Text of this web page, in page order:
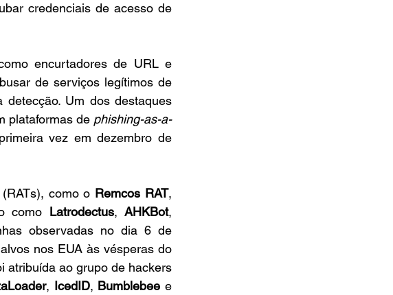
credenciais de acesso de
encurtadores de URL e
de serviços legítimos de
Um dos destaques
plataformas de phishing-as-a-
vez em dezembro de
como o Remcos RAT,
como Latrodectus, AHKBot
observadas no dia 6 de
nos EUA às vésperas do
, IcedID, Bumblebee